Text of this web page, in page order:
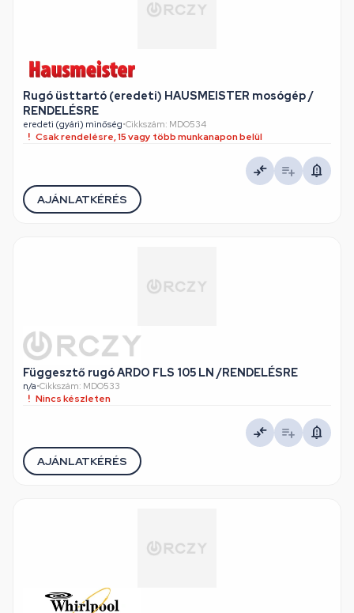
Rugó üsttartó (eredeti) HAUSMEISTER mosógép /
RENDELÉSRE
eredeti (gyári) minőség•Cikkszám: MDO534
Csak rendelésre, 15 vagy több munkanapon belül
AJÁNLATKÉRÉS
Függesztő rugó ARDO FLS 105 LN /RENDELÉSRE
n/a•Cikkszám: MDO533
Nincs készleten
AJÁNLATKÉRÉS